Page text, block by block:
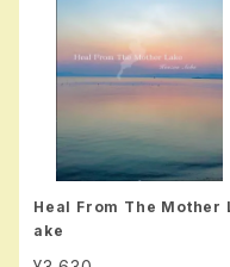
Heal From The Mother
ake